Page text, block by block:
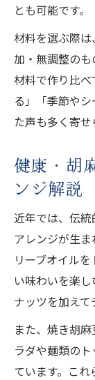
とも可能です。
材料を選ぶ際
加・無調整の
材料で作り比
る」「季節や
た声も多く寄せ
健康・胡
ンジ解説
近年では、伝
アレンジが生
リーブオイル
い味わいを楽
ナッツを加えて
また、焼き胡
ラダや麺類の
ています。こ